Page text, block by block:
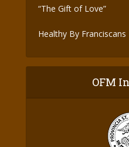
“The Gift of Love”
Healthy By Franciscans
OFM